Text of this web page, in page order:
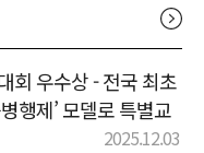
회 우수상 - 전국 최초
행제’ 모델로 특별교
2025.12.03